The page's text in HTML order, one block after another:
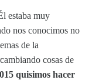
estaba muy
nos conocimos no
de la
cosas de
quisimos hacer